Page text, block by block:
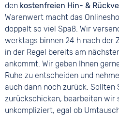
den kostenfreien Hin- &
Warenwert macht das
doppelt so viel Spaß. Wir
werktags binnen 24 h nach der
in der Regel bereits am
ankommt. Wir geben Ihnen
Ruhe zu entscheiden und
auch dann noch zurück. Sollten
zurückschicken, bearbeiten wir
unkompliziert, egal ob